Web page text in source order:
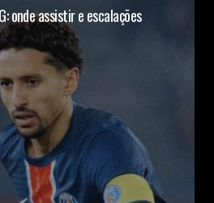
onde assistir e escalações